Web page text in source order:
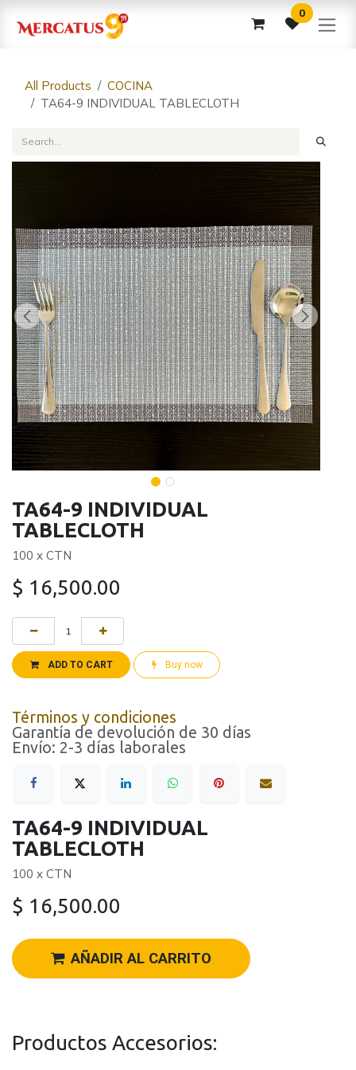
0
All Products
COCINA
TA64-9 INDIVIDUAL TABLECLOTH
TA64-9 INDIVIDUAL
TABLECLOTH
100 x CTN
$ 16,500.00
ADD TO CART Buy now
Términos y condiciones
Garantía de devolución de 30 días
Envío: 2-3 días laborales
TA64-9 INDIVIDUAL
TABLECLOTH
100 x CTN
$ 16,500.00
AÑADIR AL CARRITO
Productos Accesorios: